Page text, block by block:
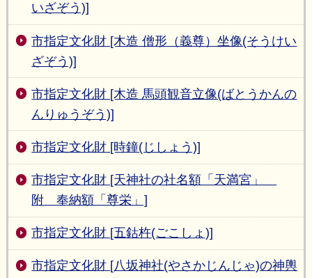
いざぞう)]
市指定文化財 [木造 僧形（義尊）坐像(そうけい
ざぞう)]
市指定文化財 [木造 馬頭観音立像(ばとうかんの
んりゅうぞう)]
市指定文化財 [時鐘(じしょう)]
市指定文化財 [天神社の社名額「天満宮」
附 奉納額「尊栄」]
市指定文化財 [五鈷杵(ごこしょ)]
市指定文化財 [八坂神社(やさかじんじゃ)の神輿